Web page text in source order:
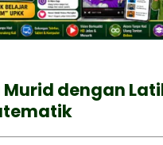
Murid dengan